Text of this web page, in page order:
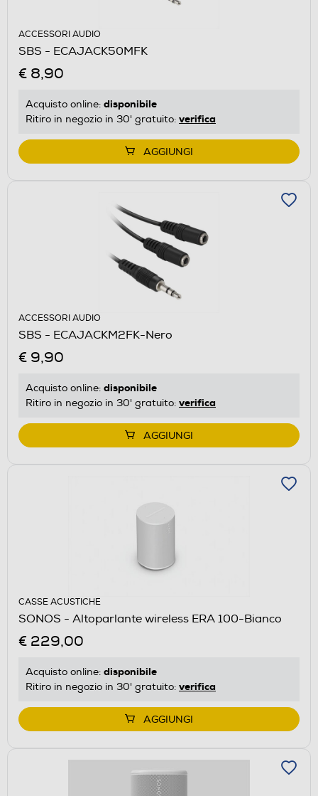
ACCESSORI AUDIO
SBS - ECAJACK50MFK
€ 8,90
Acquisto online: disponibile
Ritiro in negozio in 30' gratuito: verifica
AGGIUNGI
ACCESSORI AUDIO
SBS - ECAJACKM2FK-Nero
€ 9,90
Acquisto online: disponibile
Ritiro in negozio in 30' gratuito: verifica
AGGIUNGI
CASSE ACUSTICHE
SONOS - Altoparlante wireless ERA 100-Bianco
€ 229,00
Acquisto online: disponibile
Ritiro in negozio in 30' gratuito: verifica
AGGIUNGI